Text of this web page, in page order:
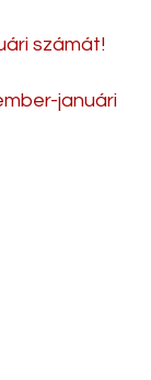
számát!
januári